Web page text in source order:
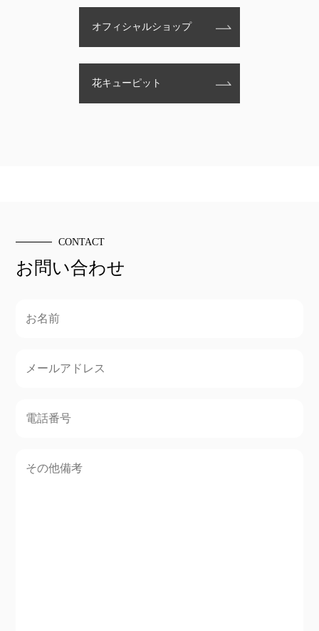
オフィシャルショップ
花キューピット
CONTACT
お問い合わせ